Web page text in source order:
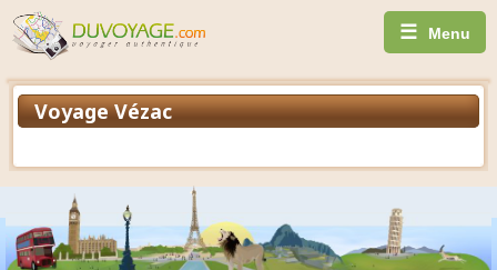
☰ Menu
Voyage Vézac